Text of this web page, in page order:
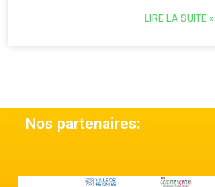
LIRE LA SUITE »
Nos partenaires: